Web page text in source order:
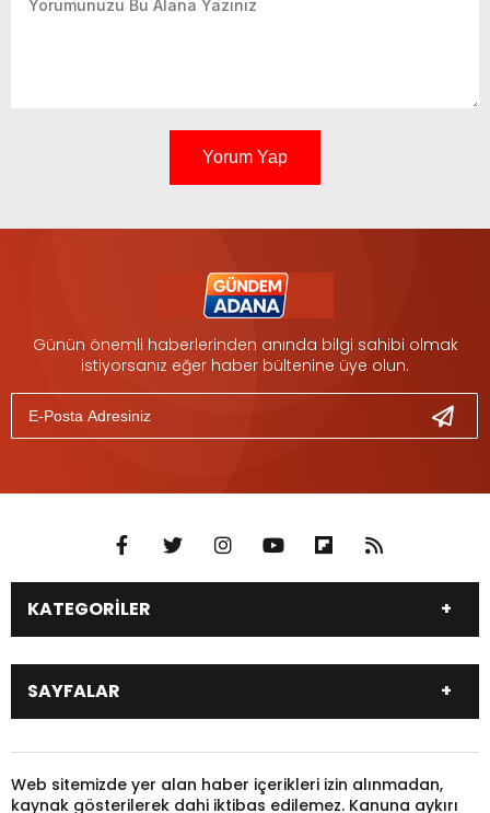
Yorum Yap
Günün önemli haberlerinden anında bilgi sahibi olmak
istiyorsanız eğer haber bültenine üye olun.
KATEGORİLER
DÜNYA
SİYASET
EKONOMİ
SAĞLIK
SPOR
TARIM
YEREL YÖNETİM
GÜNDEM
HAYVANLAR
SAYFALAR
Pariteler
Canlı Sonuçlar
Puan Durumu
Fikstür
Web sitemizde yer alan haber içerikleri izin alınmadan,
kaynak gösterilerek dahi iktibas edilemez. Kanuna aykırı